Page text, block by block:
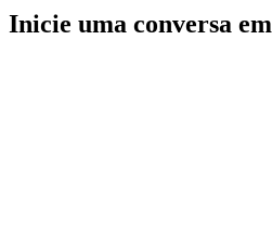
Inicie uma conversa em